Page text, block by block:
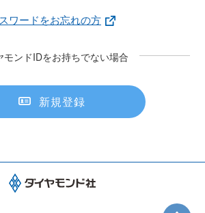
ワードをお忘れの方
モンドIDをお持ちでない場合
新規登録